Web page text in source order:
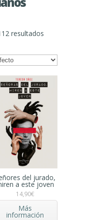
resultados
del jurado,
a este joven
14,90€
Más
información